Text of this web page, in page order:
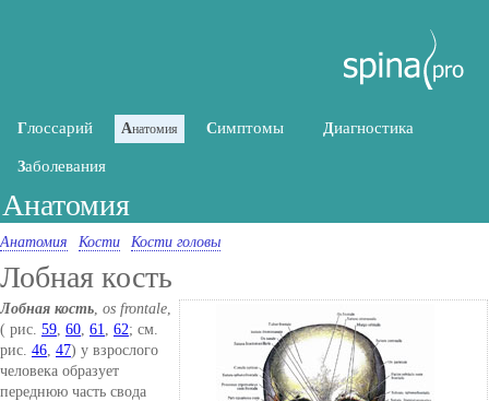
Глоссарий Анатомия Симптомы Диагностика
Заболевания
Анатомия
Анатомия Кости Кости головы
Лобная кость
Лобная кость, os frontale,
( рис. 59, 60, 61, 62; см.
рис. 46, 47) у взрослого
человека образует
переднюю часть свода